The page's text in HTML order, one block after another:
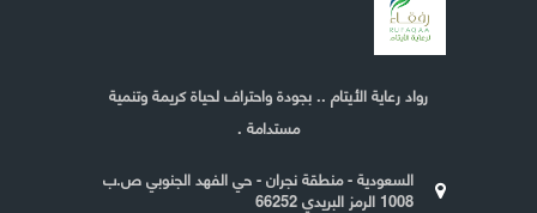
رواد رعاية الأيتام .. بجودة واحتراف لحياة كريمة وتنمية
مستدامة .
السعودية - منطقة نجران - حي الفهد الجنوبي ص.ب
1008 الرمز البريدي 66252